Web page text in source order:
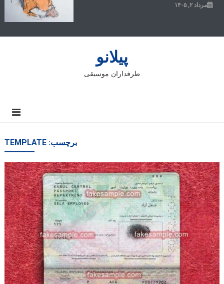
مرداد ۲, ۱۴۰۵
پیلانو
طرفداران موسیقی
برچسب:TEMPLATE